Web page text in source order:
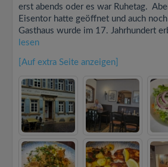
erst abends oder es war Ruhetag.
Eisentor hatte geöffnet und auch
Gasthaus wurde im 17. Jahrhundert
lesen
[Auf extra Seite anzeigen]